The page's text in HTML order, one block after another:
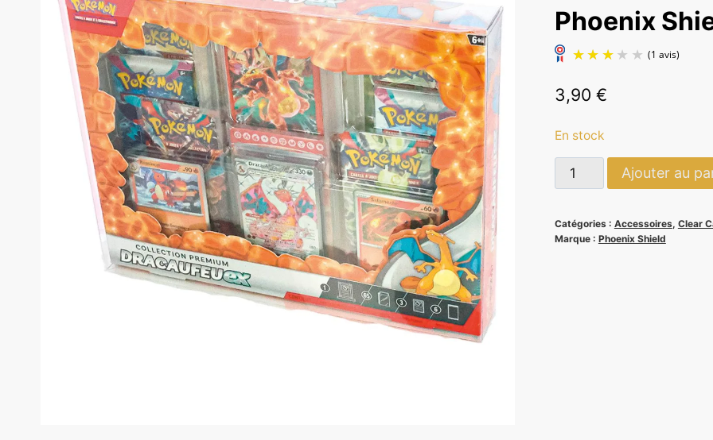
Phoenix
3,90 €
En stock
quantité
de
Case
Ajouter au
Catégories : Accessoires, Clear
Marque : Phoenix Shield